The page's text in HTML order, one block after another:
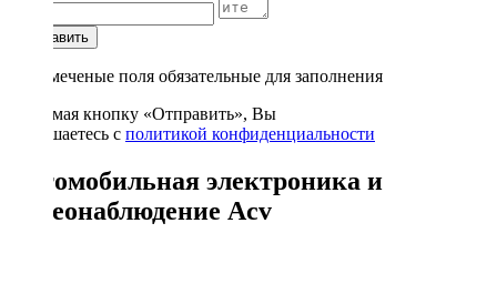
Отправить
* - отмеченые поля обязательные для заполнения
Нажимая кнопку «Отправить», Вы
соглашаетесь с политикой конфиденциальности
Автомобильная электроника и
видеонаблюдение Acv